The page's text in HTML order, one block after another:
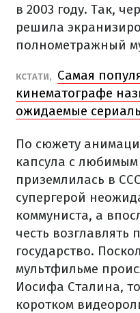
в 2003 году. Так,
решила
полнометражный
КСТАТИ,
Самая
кинематографе
ожидаемые
По сюжету
капсула с
приземлилась в
супергерой
коммуниста, а
честь
государство.
мультфильме
Иосифа Сталина,
коротком